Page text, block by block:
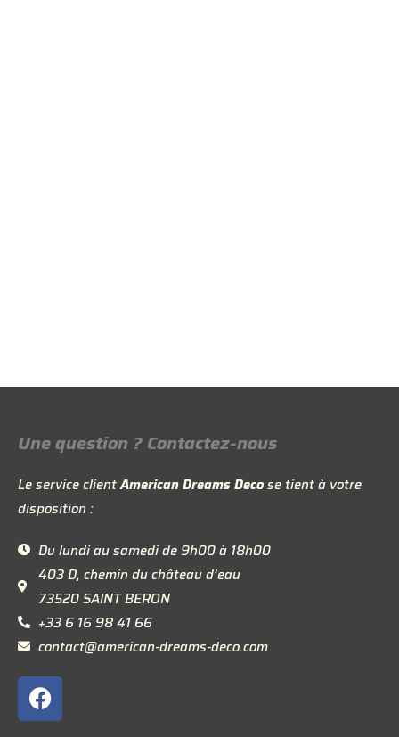
Une question ? Contactez-nous
Le service clientAmerican Dreams Decose tient à votre
disposition :
Du lundi au samedi de 9h00 à 18h00
403 D, chemin du château d’eau
73520 SAINT BERON
+33 6 16 98 41 66
contact@american-dreams-deco.com
F
a